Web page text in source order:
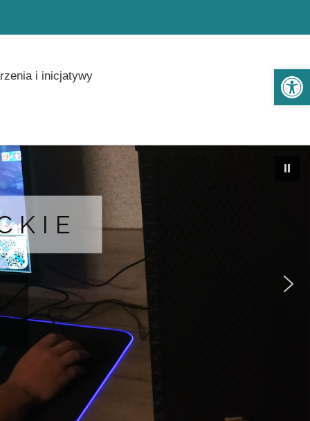
i inicjatywy